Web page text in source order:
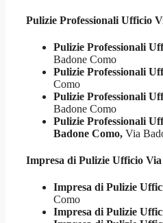
Pulizie Professionali Ufficio
Pulizie Professionali
Badone Como
Pulizie Professionali
Como
Pulizie Professionali
Badone Como
Pulizie Professionali
Badone Como, Via
Impresa di Pulizie Ufficio Via
Impresa di Pulizie
Como
Impresa di Pulizie